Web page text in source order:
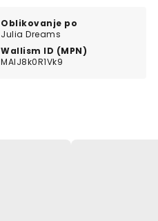
Oblikovanje po
Julia Dreams
Wallism ID (MPN)
MAlJ8k0R1Vk9